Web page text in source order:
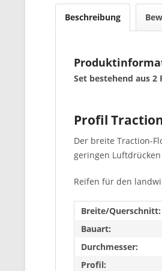
Beschreibung
Set bestehend aus 2
Profil
Der breite Traction-
geringen
Reifen für den
Breite/Querschnitt:
Bauart:
Durchmesser:
Profil: